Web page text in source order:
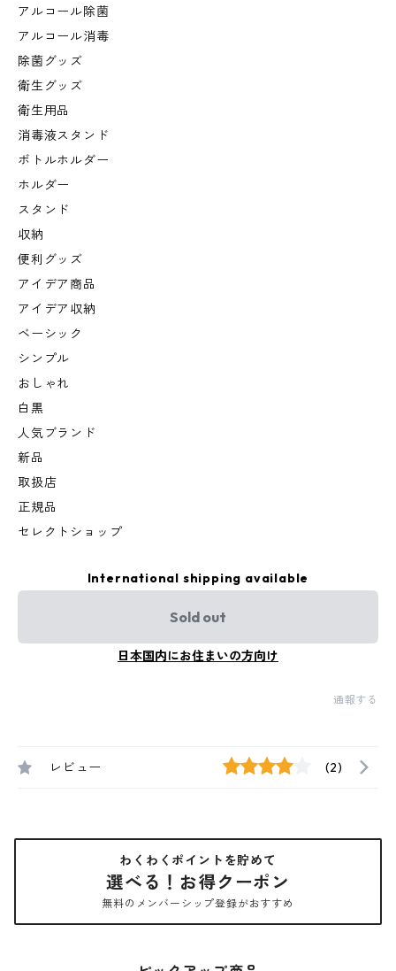
アルコール除菌
アルコール消毒
除菌グッズ
衛生グッズ
衛生用品
消毒液スタンド
ボトルホルダー
ホルダー
スタンド
収納
便利グッズ
アイデア商品
アイデア収納
ベーシック
シンプル
おしゃれ
白黒
人気ブランド
新品
取扱店
正規品
セレクトショップ
International shipping available
Sold out
日本国内にお住まいの方向け
通報する
レビュー (2)
わくわくポイントを貯めて
選べる！お得クーポン
無料のメンバーシップ登録がおすすめ